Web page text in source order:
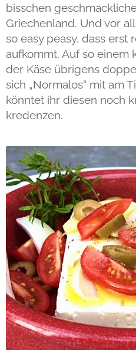
bisschen
Griechenland. Und vor
so easy peasy, dass erst
aufkommt. Auf so einem
der Käse übrigens
sich „Normalos“ mit am
könntet ihr diesen noch
kredenzen.